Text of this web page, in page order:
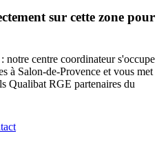
sur cette zone pour
notre centre coordinateur s'occupe
à Salon-de-Provence et vous met
Qualibat RGE partenaires du